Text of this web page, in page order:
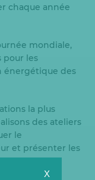
chaque année
mondiale,
pour les
énergétique des
la plus
des ateliers
le
et présenter les
X